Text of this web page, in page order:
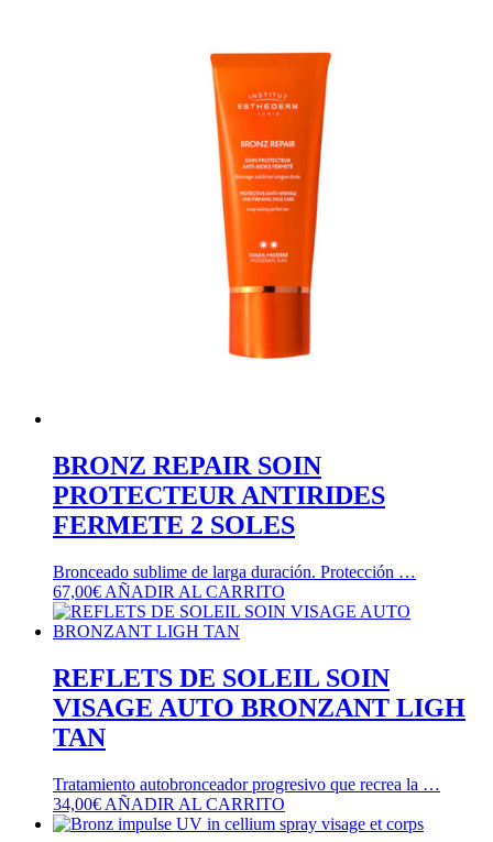
BRONZ REPAIR SOIN
PROTECTEUR ANTIRIDES
FERMETE 2 SOLES
Bronceado sublime de larga duración. Protección …
67,00€ AÑADIR AL CARRITO
REFLETS DE SOLEIL SOIN
VISAGE AUTO BRONZANT LIGH
TAN
Tratamiento autobronceador progresivo que recrea la …
34,00€ AÑADIR AL CARRITO